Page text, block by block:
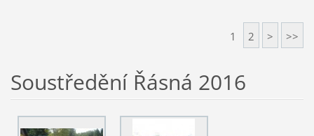
1 2 > >>
Soustředění Řásná 2016